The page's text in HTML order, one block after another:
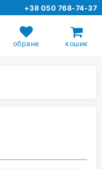
+38 050 768-74-37
обране кошик